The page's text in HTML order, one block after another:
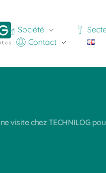
Société
Contact
visite chez TECHNILOG